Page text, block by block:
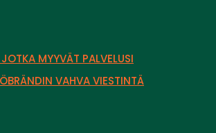
MYYVÄT PALVELUSI
VAHVA VIESTINTÄ